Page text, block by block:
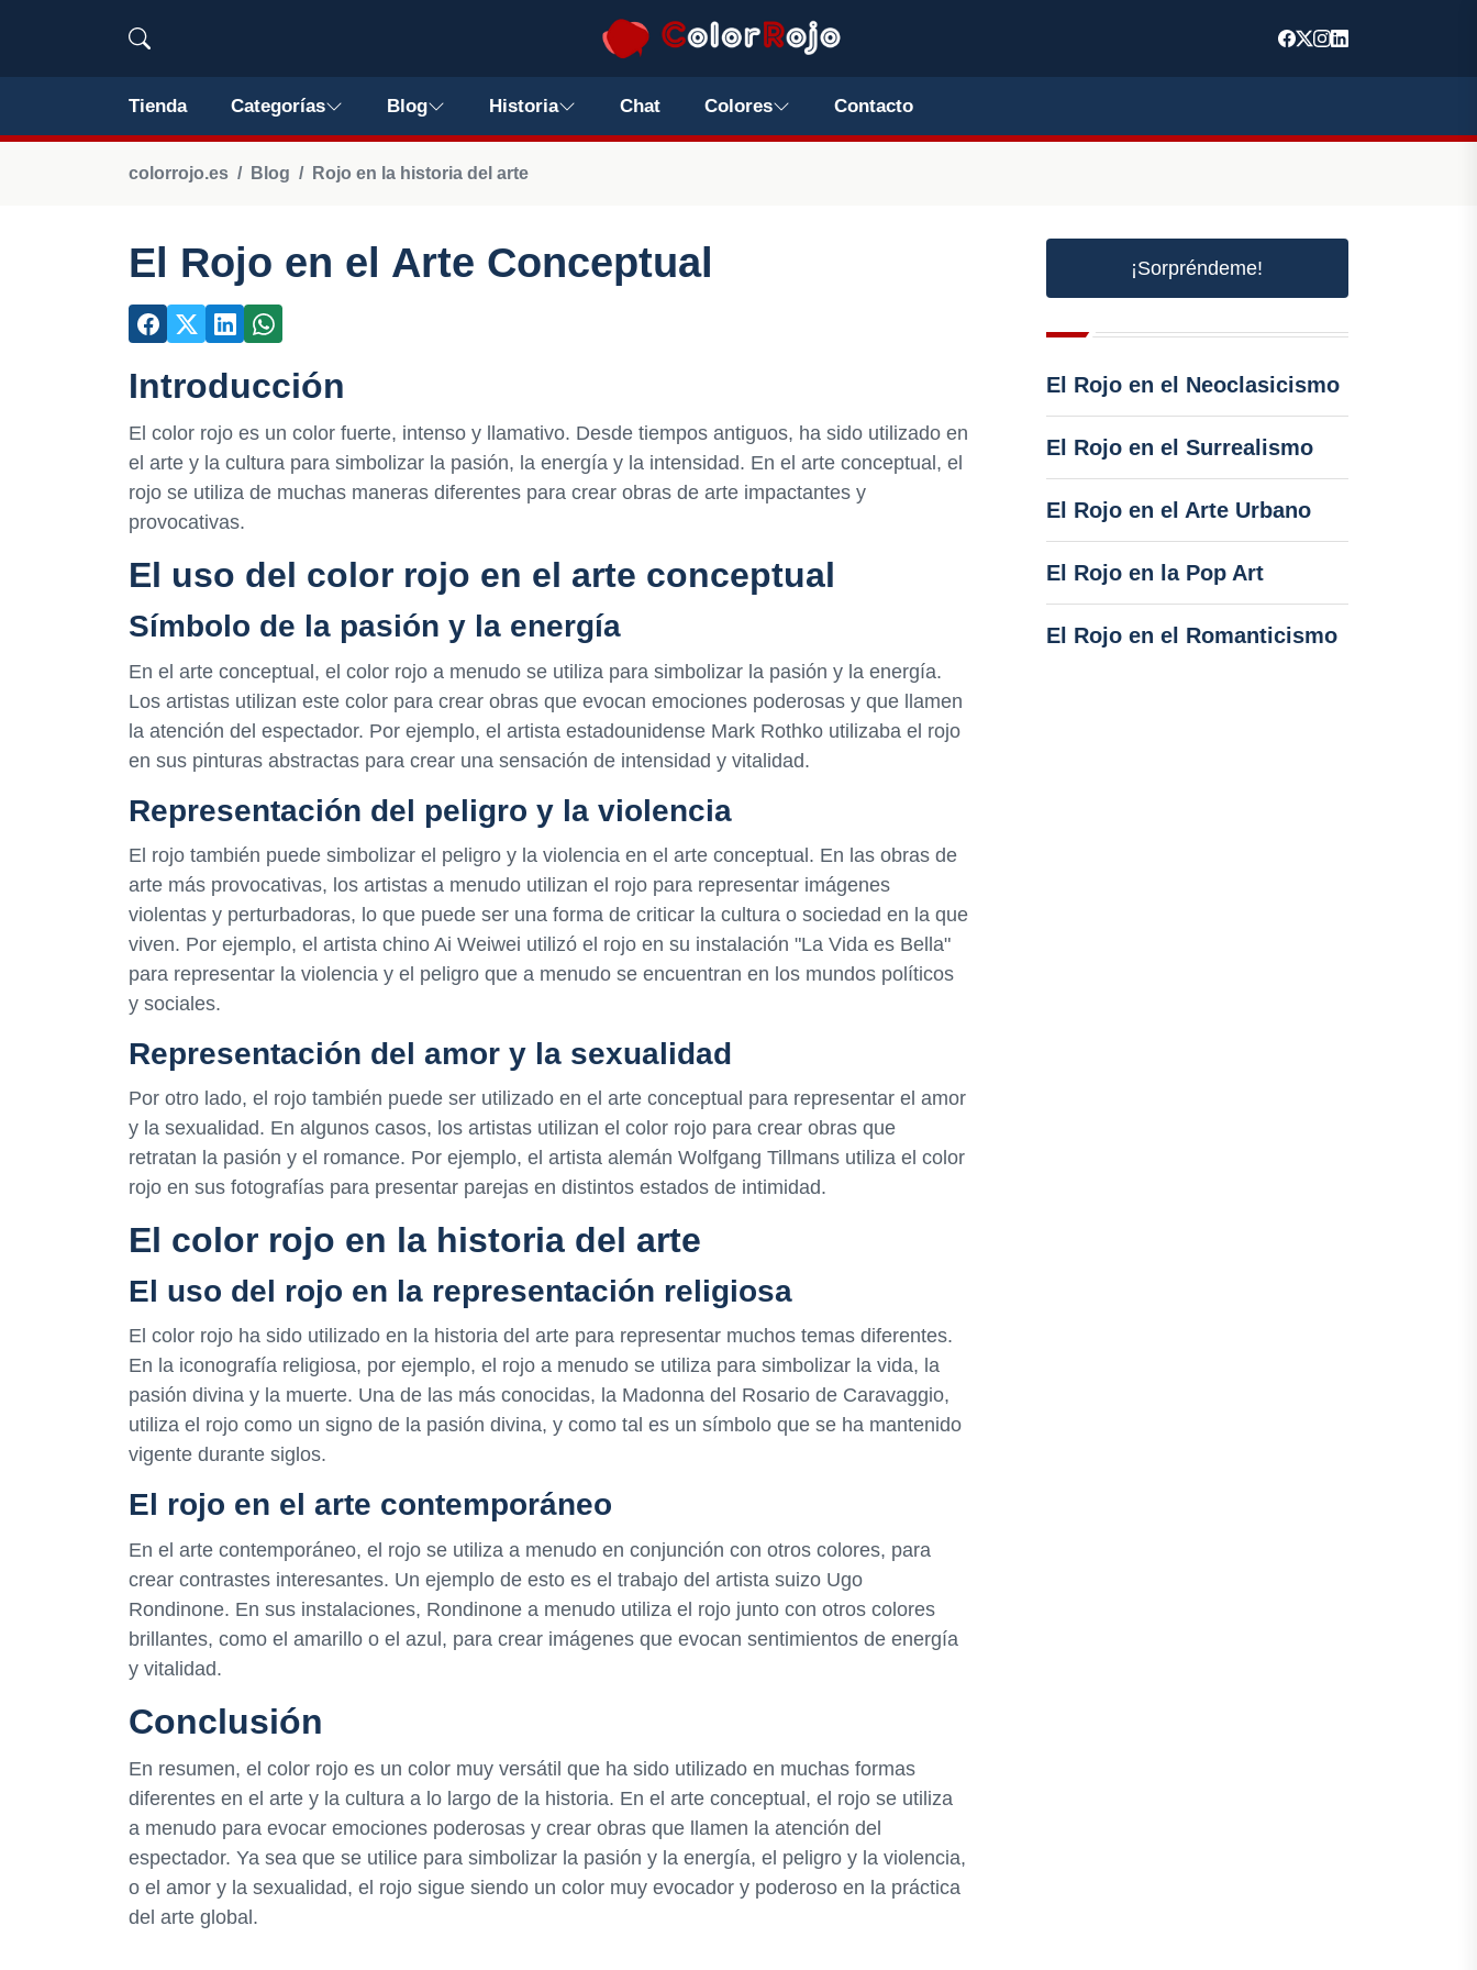
Tienda Categorías Blog Historia Chat Colores Contacto
colorrojo.es Blog Rojo en la historia del arte
El Rojo en el Arte Conceptual
Introducción
El color rojo es un color fuerte, intenso y llamativo. Desde tiempos antiguos, ha sido utilizado en
el arte y la cultura para simbolizar la pasión, la energía y la intensidad. En el arte conceptual, el
rojo se utiliza de muchas maneras diferentes para crear obras de arte impactantes y
provocativas.
El uso del color rojo en el arte conceptual
Símbolo de la pasión y la energía
En el arte conceptual, el color rojo a menudo se utiliza para simbolizar la pasión y la energía.
Los artistas utilizan este color para crear obras que evocan emociones poderosas y que llamen
la atención del espectador. Por ejemplo, el artista estadounidense Mark Rothko utilizaba el rojo
en sus pinturas abstractas para crear una sensación de intensidad y vitalidad.
Representación del peligro y la violencia
El rojo también puede simbolizar el peligro y la violencia en el arte conceptual. En las obras de
arte más provocativas, los artistas a menudo utilizan el rojo para representar imágenes
violentas y perturbadoras, lo que puede ser una forma de criticar la cultura o sociedad en la que
viven. Por ejemplo, el artista chino Ai Weiwei utilizó el rojo en su instalación "La Vida es Bella"
para representar la violencia y el peligro que a menudo se encuentran en los mundos políticos
y sociales.
Representación del amor y la sexualidad
Por otro lado, el rojo también puede ser utilizado en el arte conceptual para representar el amor
y la sexualidad. En algunos casos, los artistas utilizan el color rojo para crear obras que
retratan la pasión y el romance. Por ejemplo, el artista alemán Wolfgang Tillmans utiliza el color
rojo en sus fotografías para presentar parejas en distintos estados de intimidad.
El color rojo en la historia del arte
El uso del rojo en la representación religiosa
El color rojo ha sido utilizado en la historia del arte para representar muchos temas diferentes.
En la iconografía religiosa, por ejemplo, el rojo a menudo se utiliza para simbolizar la vida, la
pasión divina y la muerte. Una de las más conocidas, la Madonna del Rosario de Caravaggio,
utiliza el rojo como un signo de la pasión divina, y como tal es un símbolo que se ha mantenido
vigente durante siglos.
El rojo en el arte contemporáneo
En el arte contemporáneo, el rojo se utiliza a menudo en conjunción con otros colores, para
crear contrastes interesantes. Un ejemplo de esto es el trabajo del artista suizo Ugo
Rondinone. En sus instalaciones, Rondinone a menudo utiliza el rojo junto con otros colores
brillantes, como el amarillo o el azul, para crear imágenes que evocan sentimientos de energía
y vitalidad.
Conclusión
En resumen, el color rojo es un color muy versátil que ha sido utilizado en muchas formas
diferentes en el arte y la cultura a lo largo de la historia. En el arte conceptual, el rojo se utiliza
a menudo para evocar emociones poderosas y crear obras que llamen la atención del
espectador. Ya sea que se utilice para simbolizar la pasión y la energía, el peligro y la violencia,
o el amor y la sexualidad, el rojo sigue siendo un color muy evocador y poderoso en la práctica
del arte global.
¡Sorpréndeme!
El Rojo en el Neoclasicismo
El Rojo en el Surrealismo
El Rojo en el Arte Urbano
El Rojo en la Pop Art
El Rojo en el Romanticismo